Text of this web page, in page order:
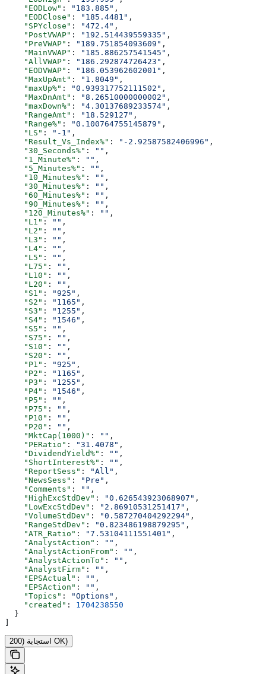
    "EODLow"
: "183.885" ,
    "EODClose"
: "185.4481" ,
    "SPYclose"
: "472.4" ,
    "PostVWAP"
: "192.514439559335" ,
    "PreVWAP"
: "189.751854093609" ,
    "MainVWAP"
: "185.886257541545" ,
    "AllVWAP"
: "186.292874726423" ,
    "EODVWAP"
: "186.053962602001" ,
    "MaxUpAmt"
: "1.8049" ,
    "maxUp%"
: "0.939317752111502" ,
    "MaxDnAmt"
: "8.26510000000002" ,
    "maxDown%"
: "4.30137689233574" ,
    "RangeAmt"
: "18.529127" ,
    "Range%"
: "0.100764755145879" ,
    "LS"
: "-1" ,
    "Result_Vs_Index%"
: "-2.92587582406996" ,
    "30_Seconds%"
: "" ,
    "1_Minute%"
: "" ,
    "5_Minutes%"
: "" ,
    "10_Minutes%"
: "" ,
    "30_Minutes%"
: "" ,
    "60_Minutes%"
: "" ,
    "90_Minutes%"
: "" ,
    "120_Minutes%"
: "" ,
    "L1"
: "" ,
    "L2"
: "" ,
    "L3"
: "" ,
    "L4"
: "" ,
    "L5"
: "" ,
    "L75"
: "" ,
    "L10"
: "" ,
    "L20"
: "" ,
    "S1"
: "925" ,
    "S2"
: "1165" ,
    "S3"
: "1255" ,
    "S4"
: "1546" ,
    "S5"
: "" ,
    "S75"
: "" ,
    "S10"
: "" ,
    "S20"
: "" ,
    "P1"
: "925" ,
    "P2"
: "1165" ,
    "P3"
: "1255" ,
    "P4"
: "1546" ,
    "P5"
: "" ,
    "P75"
: "" ,
    "P10"
: "" ,
    "P20"
: "" ,
    "MktCap(1000)"
: "" ,
    "PERatio"
: "31.4078" ,
    "DividendYield%"
: "" ,
    "ShortInterest%"
: "" ,
    "ReportSess"
: "All" ,
    "NewsSess"
: "Pre" ,
    "Comments"
: "" ,
    "HighExcStdDev"
: "0.626543923068907" ,
    "LowExcStdDev"
: "2.86910531251417" ,
    "VolumeStdDev"
: "0.587270404292294" ,
    "RangeStdDev"
: "0.823486198879295" ,
    "ATR_Ratio"
: "7.53104111551401" ,
    "AnalystAction"
: "" ,
    "AnalystActionFrom"
: "" ,
    "AnalystActionTo"
: "" ,
    "AnalystFirm"
: "" ,
    "EPSActual"
: "" ,
    "EPSAction"
: "" ,
    "Topics"
: "Options" ,
    "created"
: 1704238550
  }
استجابة (200 OK)